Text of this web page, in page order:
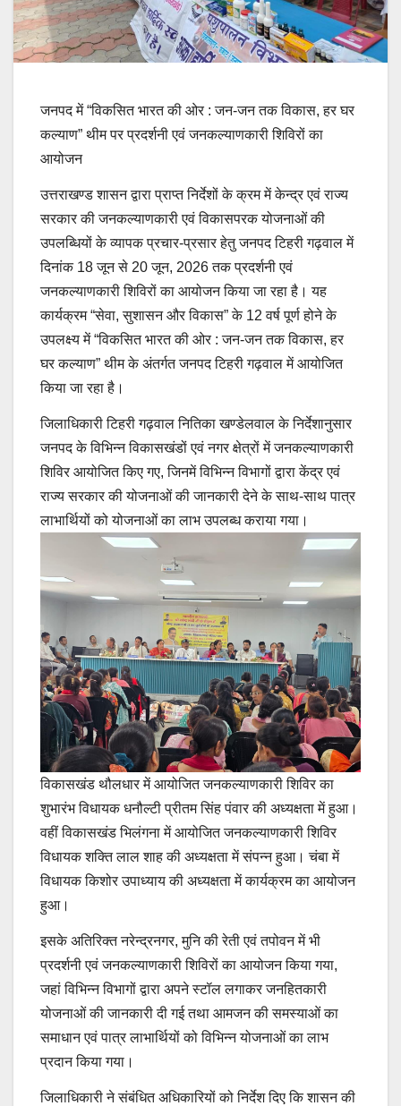
जनपद में “विकसित भारत की ओर : जन-जन तक विकास, हर घर
कल्याण” थीम पर प्रदर्शनी एवं जनकल्याणकारी शिविरों का
आयोजन
उत्तराखण्ड शासन द्वारा प्राप्त निर्देशों के क्रम में केन्द्र एवं राज्य
सरकार की जनकल्याणकारी एवं विकासपरक योजनाओं की
उपलब्धियों के व्यापक प्रचार-प्रसार हेतु जनपद टिहरी गढ़वाल में
दिनांक 18 जून से 20 जून, 2026 तक प्रदर्शनी एवं
जनकल्याणकारी शिविरों का आयोजन किया जा रहा है। यह
कार्यक्रम “सेवा, सुशासन और विकास” के 12 वर्ष पूर्ण होने के
उपलक्ष्य में “विकसित भारत की ओर : जन-जन तक विकास, हर
घर कल्याण” थीम के अंतर्गत जनपद टिहरी गढ़वाल में आयोजित
किया जा रहा है।
जिलाधिकारी टिहरी गढ़वाल नितिका खण्डेलवाल के निर्देशानुसार
जनपद के विभिन्न विकासखंडों एवं नगर क्षेत्रों में जनकल्याणकारी
शिविर आयोजित किए गए, जिनमें विभिन्न विभागों द्वारा केंद्र एवं
राज्य सरकार की योजनाओं की जानकारी देने के साथ-साथ पात्र
लाभार्थियों को योजनाओं का लाभ उपलब्ध कराया गया।
विकासखंड थौलधार में आयोजित जनकल्याणकारी शिविर का
शुभारंभ विधायक धनौल्टी प्रीतम सिंह पंवार की अध्यक्षता में हुआ।
वहीं विकासखंड भिलंगना में आयोजित जनकल्याणकारी शिविर
विधायक शक्ति लाल शाह की अध्यक्षता में संपन्न हुआ। चंबा में
विधायक किशोर उपाध्याय की अध्यक्षता में कार्यक्रम का आयोजन
हुआ।
इसके अतिरिक्त नरेन्द्रनगर, मुनि की रेती एवं तपोवन में भी
प्रदर्शनी एवं जनकल्याणकारी शिविरों का आयोजन किया गया,
जहां विभिन्न विभागों द्वारा अपने स्टॉल लगाकर जनहितकारी
योजनाओं की जानकारी दी गई तथा आमजन की समस्याओं का
समाधान एवं पात्र लाभार्थियों को विभिन्न योजनाओं का लाभ
प्रदान किया गया।
जिलाधिकारी ने संबंधित अधिकारियों को निर्देश दिए कि शासन की